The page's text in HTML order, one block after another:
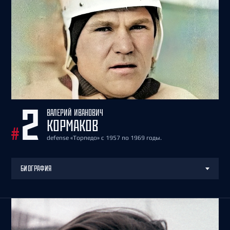
#2 ВАЛЕРИЙ ИВАНОВИЧ
КОРМАКОВ
defense «Торпедо» с 1957 по 1969 годы.
БИОГРАФИЯ